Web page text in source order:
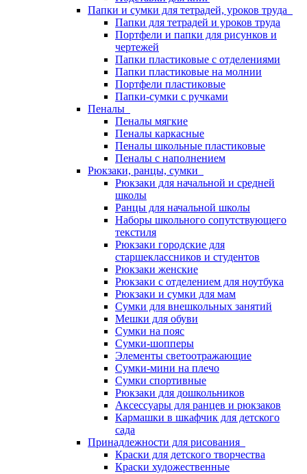
Папки и сумки для тетрадей, уроков труда
Папки для тетрадей и уроков труда
Портфели и папки для рисунков и
чертежей
Папки пластиковые с отделениями
Папки пластиковые на молнии
Портфели пластиковые
Папки-сумки с ручками
Пеналы
Пеналы мягкие
Пеналы каркасные
Пеналы школьные пластиковые
Пеналы с наполнением
Рюкзаки, ранцы, сумки
Рюкзаки для начальной и средней
школы
Ранцы для начальной школы
Наборы школьного сопутствующего
текстиля
Рюкзаки городские для
старшеклассников и студентов
Рюкзаки женские
Рюкзаки с отделением для ноутбука
Рюкзаки и сумки для мам
Сумки для внешкольных занятий
Мешки для обуви
Сумки на пояс
Сумки-шопперы
Элементы светоотражающие
Сумки-мини на плечо
Сумки спортивные
Рюкзаки для дошкольников
Аксессуары для ранцев и рюкзаков
Кармашки в шкафчик для детского
сада
Принадлежности для рисования
Краски для детского творчества
Краски художественные